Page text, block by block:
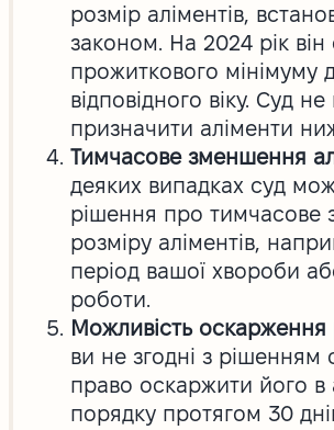
розмір аліментів,
законом. На 2024 рік він
прожиткового мінімуму
відповідного віку. Суд
призначити аліменти
Тимчасове зменшення
деяких випадках суд
рішення про тимчасове
розміру аліментів,
період вашої хвороби
роботи.
Можливість оскарження
ви не згодні з рішенням
право оскаржити його в
порядку протягом 30